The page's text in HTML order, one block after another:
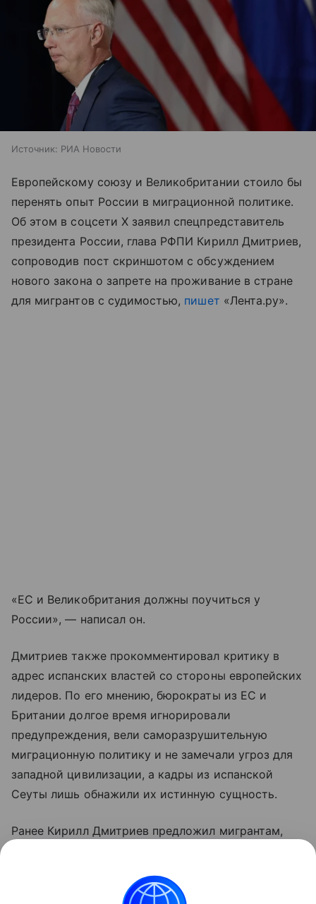
Источник: РИА Новости
Европейскому союзу и Великобритании стоило бы
перенять опыт России в миграционной политике.
Об этом в соцсети X заявил спецпредставитель
президента России, глава РФПИ Кирилл Дмитриев,
сопроводив пост скриншотом с обсуждением
нового закона о запрете на проживание в стране
для мигрантов с судимостью, пишет «Лента.ру».
«ЕС и Великобритания должны поучиться у
России», — написал он.
Дмитриев также прокомментировал критику в
адрес испанских властей со стороны европейских
лидеров. По его мнению, бюрократы из ЕС и
Британии долгое время игнорировали
предупреждения, вели саморазрушительную
миграционную политику и не замечали угроз для
западной цивилизации, а кадры из испанской
Сеуты лишь обнажили их истинную сущность.
Ранее Кирилл Дмитриев предложил мигрантам,